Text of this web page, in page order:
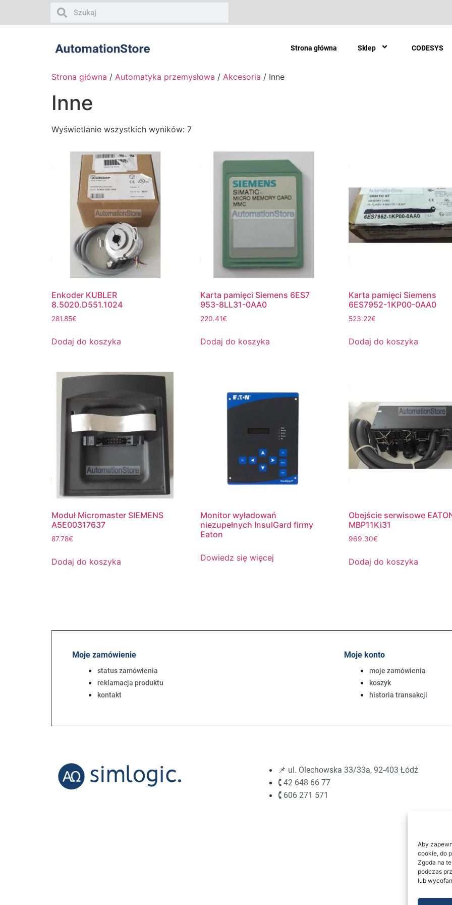
Aby
cookie, do
Zgoda na
podczas
lub
Strona główna Sklep CODESYS
Strona główna / Automatyka przemysłowa / Akcesoria / Inne
Inne
Wyświetlanie wszystkich wyników: 7
Enkoder KUBLER
8.5020.D551.1024
281.85€
Dodaj do koszyka
Karta pamięci Siemens 6ES7
953-8LL31-0AA0
220.41€
Dodaj do koszyka
Karta pamięci Siemens
6ES7952-1KP00-0AA0
523.22€
Dodaj do koszyka
Moduł Micromaster SIEMENS
A5E00317637
87.78€
Dodaj do koszyka
Monitor wyładowań
niezupełnych InsulGard firmy
Eaton
Dowiedz się więcej
Obejście serwisowe
MBP11Ki31
969.30€
Dodaj do koszyka
Moje zamówienie
status zamówienia
reklamacja produktu
kontakt
Moje konto
moje zamówienia
koszyk
historia transakcji
📌 ul. Olechowska 33/33a, 92-403 Łódź
🕻 42 648 66 77
🕻 606 271 571